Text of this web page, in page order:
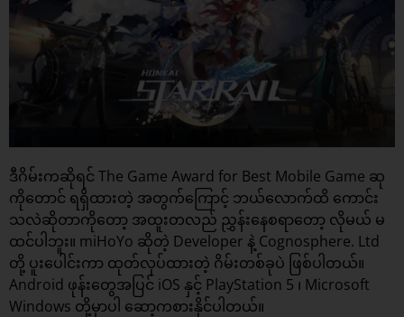
ဒီဂိမ်းကဆိုရင် The Game Award for Best Mobile Game ဆု
ကိုတောင် ရရှိထားတဲ့ အတွက်ကြောင့် ဘယ်လောက်ထိ ကောင်း
သလဲဆိုတာကိုတော့ အထူးတလည် ညွှန်းနေစရာတော့ လိုမယ် မ
ထင်ပါဘူး။ miHoYo ဆိုတဲ့ Developer နဲ့ Cognosphere. Ltd
တို့ ပူးပေါင်းကာ ထုတ်လုပ်ထားတဲ့ ဂိမ်းတစ်ခုပဲ ဖြစ်ပါတယ်။
Android ဖုန်းတွေအပြင် iOS နှင့် PlayStation 5 ၊ Microsoft
Windows တို့မှာပါ ဆော့ကစားနိုင်ပါတယ်။